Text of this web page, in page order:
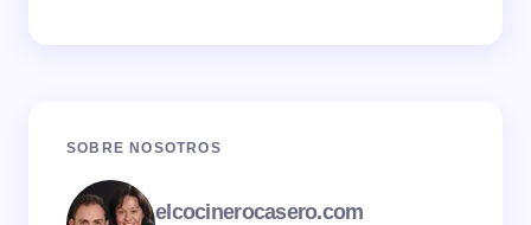
SOBRE NOSOTROS
elcocinerocasero.com